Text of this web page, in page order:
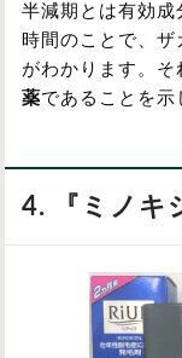
半減期とは有効成
時間のことで、
がわかります。そ
薬であることを示
4. 『ミノキ